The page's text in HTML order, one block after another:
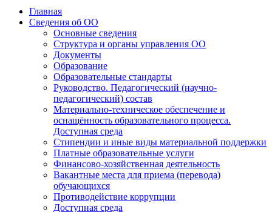
Главная
Сведения об ОО
Основные сведения
Структура и органы управления ОО
Документы
Образование
Образовательные стандарты
Руководство. Педагогический (научно-
педагогический) состав
Материально-техническое обеспечение и
оснащённость образовательного процесса.
Доступная среда
Стипендии и иные виды материальной поддержки
Платные образовательные услуги
Финансово-хозяйственная деятельность
Вакантные места для приема (перевода)
обучающихся
Противодействие коррупции
Доступная среда